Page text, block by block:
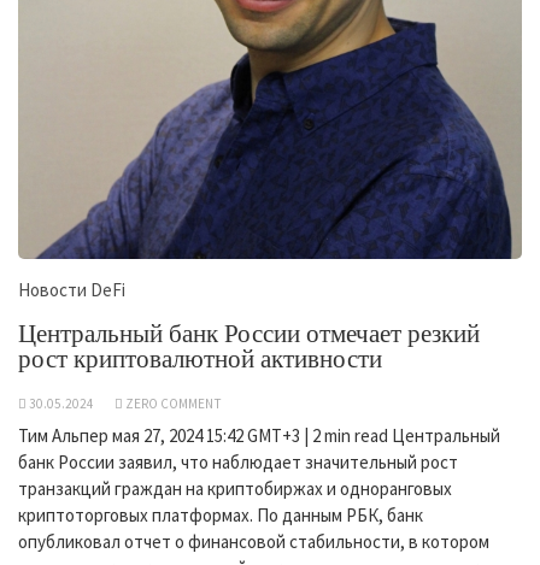
Новости DeFi
Центральный банк России отмечает резкий
рост криптовалютной активности
30.05.2024 ZERO COMMENT
Тим Альпер мая 27, 2024 15:42 GMT+3 | 2 min read Центральный
банк России заявил, что наблюдает значительный рост
транзакций граждан на криптобиржах и одноранговых
криптоторговых платформах. По данным РБК, банк
опубликовал отчет о финансовой стабильности, в котором